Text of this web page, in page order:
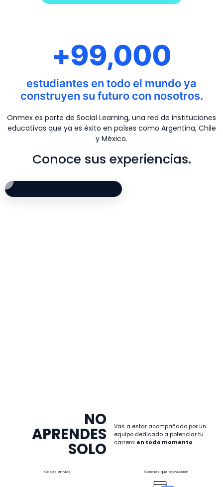
+99,000
estudiantes en todo el mundo ya
construyen su futuro con nosotros.
Onmex es parte de Social Learning, una red de instituciones
educativas que ya es éxito en países como Argentina, Chile
y México.
Conoce sus experiencias.
Opinión de alumno de Marketing Digital:
NO
APRENDES
SOLO
Vas a estar acompañado por un
equipo dedicado a potenciar tu
carrera en todo momento